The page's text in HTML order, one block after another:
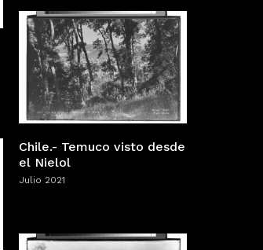
Chile.- Temuco visto desde
el Nielol
Julio 2021